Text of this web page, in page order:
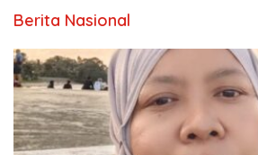
Berita Nasional